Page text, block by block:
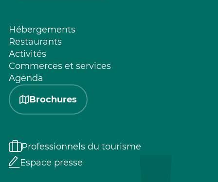
Hébergements
Restaurants
Activités
Commerces et services
Agenda
Brochures
Professionnels du tourisme
Espace presse